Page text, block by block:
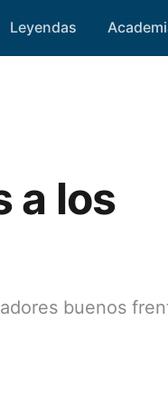
Leyendas
a los
buenos